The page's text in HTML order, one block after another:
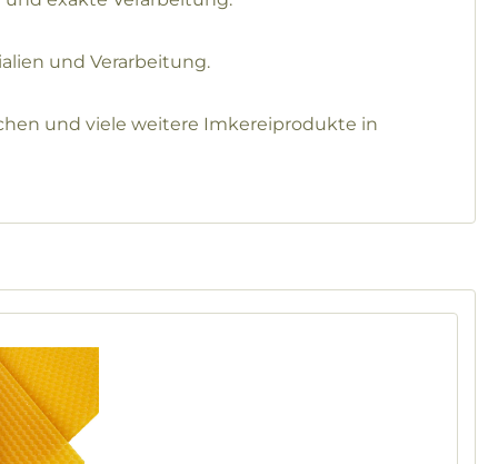
und Verarbeitung.
und viele weitere Imkereiprodukte in